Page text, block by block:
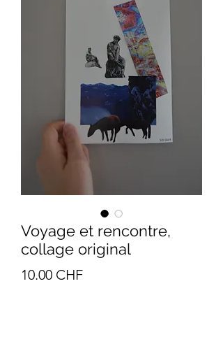
Voyage et rencontre,
collage original
10.00 CHFPrix